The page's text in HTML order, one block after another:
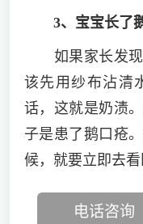
3、宝宝长了鹅
如果家长发现
该先用纱布沾清
话，这就是奶渍
子是患了鹅口疮
候，就要立即去看
电话咨询